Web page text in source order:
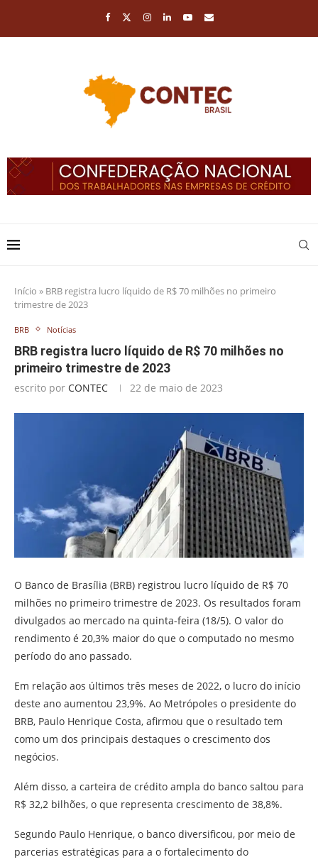
Início » BRB registra lucro líquido de R$ 70 milhões no primeiro
trimestre de 2023
BRB Notícias
BRB registra lucro líquido de R$ 70 milhões no
primeiro trimestre de 2023
escrito por CONTEC 22 de maio de 2023
O Banco de Brasília (BRB) registrou lucro líquido de R$ 70
milhões no primeiro trimestre de 2023. Os resultados foram
divulgados ao mercado na quinta-feira (18/5). O valor do
rendimento é 20,3% maior do que o computado no mesmo
período do ano passado.
Em relação aos últimos três meses de 2022, o lucro do início
deste ano aumentou 23,9%. Ao Metrópoles o presidente do
BRB, Paulo Henrique Costa, afirmou que o resultado tem
como um dos principais destaques o crescimento dos
negócios.
Além disso, a carteira de crédito ampla do banco saltou para
R$ 32,2 bilhões, o que representa crescimento de 38,8%.
Segundo Paulo Henrique, o banco diversificou, por meio de
parcerias estratégicas para a o fortalecimento do